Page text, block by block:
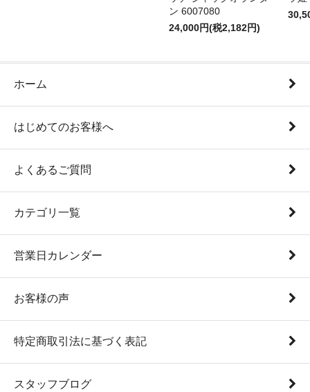
ン 6007080
24,000円(税2,182円)
ホーム
はじめてのお客様へ
よくあるご質問
カテゴリ一覧
営業日カレンダー
お客様の声
特定商取引法に基づく表記
スタッフブログ